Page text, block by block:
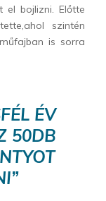
el bojlizni. Előtte
szintén
is sorra
ÉV
50DB